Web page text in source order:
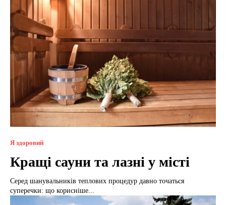
Я здоровий
Кращі сауни та лазні у місті
Серед шанувальників теплових процедур давно точаться
суперечки: що корисніше...